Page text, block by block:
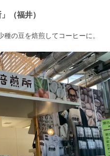
（福井）
の豆を焙煎してコーヒーに。